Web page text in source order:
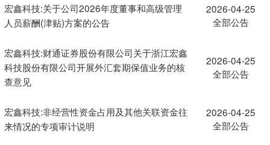
宏鑫科技:关于公司2026年度董事和高级管理
人员薪酬(津贴)方案的公告
2026-04-25
全部公告
宏鑫科技:财通证券股份有限公司关于浙江宏鑫
科技股份有限公司开展外汇套期保值业务的核
查意见
2026-04-25
全部公告
宏鑫科技:非经营性资金占用及其他关联资金往
来情况的专项审计说明
2026-04-25
全部公告